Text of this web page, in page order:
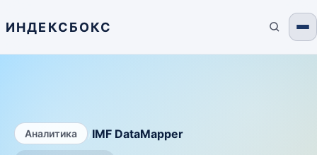
ИНДЕКСБОКС
Аналитика IMF DataMapper